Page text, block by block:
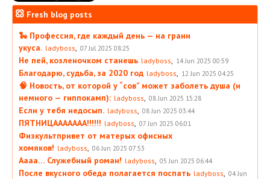
Fresh blog posts
🐍 Профессия, где каждый день — на грани
укуса. ladyboss 07 Jul 2025 08:25
Не пей, козленочком станешь ladyboss 14 Jun 2025 00:59
Благодарю, судьба, за 2020 год ladyboss 12 Jun 2025 04:25
🧠 Новость, от которой у “сов” может заболеть душа (и
немного — гиппокамп): ladyboss 08 Jun 2025 15:28
Если у тебя недосып. ladyboss 08 Jun 2025 03:44
ПЯТНИЦААААААА!!!!!! ladyboss 07 Jun 2025 06:01
Физкультпривет от матерых офисных
хомяков! ladyboss 06 Jun 2025 07:53
Аааа… Служебный роман! ladyboss 05 Jun 2025 06:44
После вкусного обеда полагается поспать ladyboss
04 Jun